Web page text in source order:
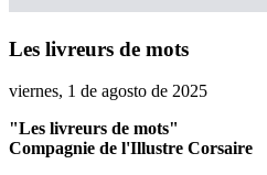
Les livreurs de mots
viernes, 1 de agosto de 2025
"Les livreurs de mots"
Compagnie de l'Illustre Corsaire